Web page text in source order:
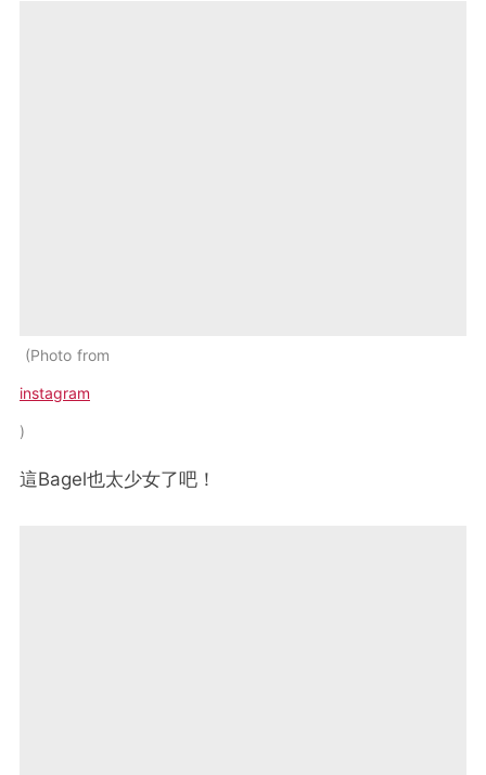
Photo from
instagram
這Bagel也太少女了吧！